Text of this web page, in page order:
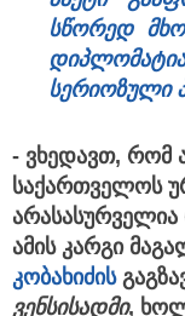
სწორედ
სერიოზული
- ვხედავთ, რომ
საქართველოს
ამის კარგი
კობახიძის
ვენსისადმი,